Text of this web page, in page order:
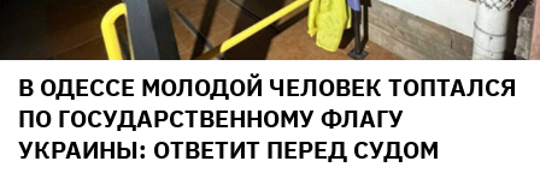
В ОДЕССЕ МОЛОДОЙ ЧЕЛОВЕК ТОПТАЛСЯ
ПО ГОСУДАРСТВЕННОМУ ФЛАГУ
УКРАИНЫ: ОТВЕТИТ ПЕРЕД СУДОМ